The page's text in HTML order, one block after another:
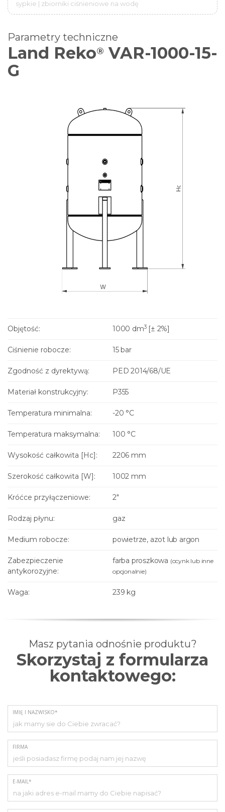
sypkie | zbiorniki ciśnieniowe na wodę
Parametry techniczne
Land Reko® VAR-1000-15-
G
Objętość: 1000 dm3[± 2%]
Ciśnienie robocze: 15 bar
Zgodność z dyrektywą: PED 2014/68/UE
Materiał konstrukcyjny: P355
Temperatura minimalna: -20 °C
Temperatura maksymalna: 100 °C
Wysokość całkowita [Hc]: 2206 mm
Szerokość całkowita [W]: 1002 mm
Króćce przyłączeniowe: 2"
Rodzaj płynu: gaz
Medium robocze: powietrze, azot lub argon
Zabezpieczenie
antykorozyjne:
farba proszkowa (ocynk lub inne
opcjonalnie)
Waga: 239 kg
Masz pytania odnośnie produktu?
Skorzystaj z formularza
kontaktowego:
IMIĘ I NAZWISKO*
FIRMA
E-MAIL*